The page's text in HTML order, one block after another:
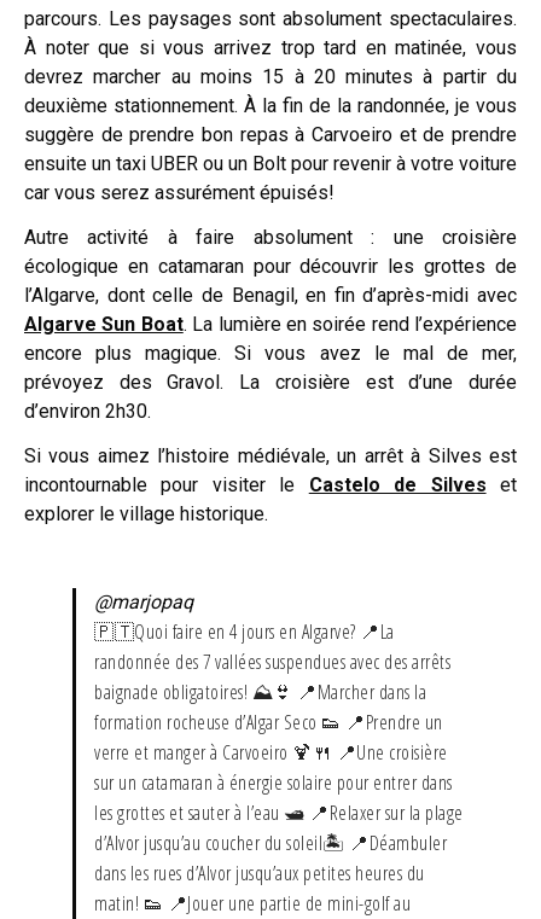
parcours. Les paysages sont absolument spectaculaires.
À noter que si vous arrivez trop tard en matinée, vous
devrez marcher au moins 15 à 20 minutes à partir du
deuxième stationnement. À la fin de la randonnée, je vous
suggère de prendre bon repas à Carvoeiro et de prendre
ensuite un taxi UBER ou un Bolt pour revenir à votre voiture
car vous serez assurément épuisés!
Autre activité à faire absolument : une croisière
écologique en catamaran pour découvrir les grottes de
l’Algarve, dont celle de Benagil, en fin d’après-midi avec
Algarve Sun Boat. La lumière en soirée rend l’expérience
encore plus magique. Si vous avez le mal de mer,
prévoyez des Gravol. La croisière est d’une durée
d’environ 2h30.
Si vous aimez l’histoire médiévale, un arrêt à Silves est
incontournable pour visiter le Castelo de Silves et
explorer le village historique.
@marjopaq
🇵🇹Quoi faire en 4 jours en Algarve? 📍La
randonnée des 7 vallées suspendues avec des arrêts
baignade obligatoires! ⛰️👙 📍Marcher dans la
formation rocheuse d’Algar Seco 👟 📍Prendre un
verre et manger à Carvoeiro 🍹🍴 📍Une croisière
sur un catamaran à énergie solaire pour entrer dans
les grottes et sauter à l’eau 🛥️ 📍Relaxer sur la plage
d’Alvor jusqu’au coucher du soleil🏝️ 📍Déambuler
dans les rues d’Alvor jusqu’aux petites heures du
matin! 👟 📍Jouer une partie de mini-golf au